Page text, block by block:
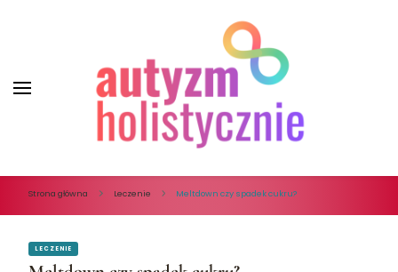
Autyzm Holistycznie
Strona główna Leczenie Meltdown czy spadek cukru?
LECZENIE